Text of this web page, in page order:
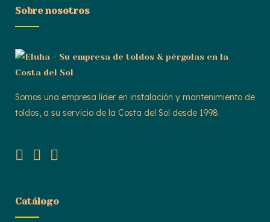
Sobre nosotros
Somos una empresa líder en instalación y mantenimiento de
toldos, a su servicio de la Costa del Sol desde 1998.
Catálogo